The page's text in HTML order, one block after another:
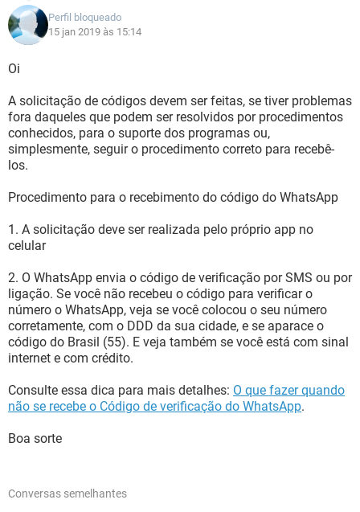
Perfil bloqueado
15 jan 2019 às 15:14
Oi
A solicitação de códigos devem ser feitas, se tiver problemas
fora daqueles que podem ser resolvidos por procedimentos
conhecidos, para o suporte dos programas ou,
simplesmente, seguir o procedimento correto para recebê-
los.
Procedimento para o recebimento do código do WhatsApp
1. A solicitação deve ser realizada pelo próprio app no
celular
2. O WhatsApp envia o código de verificação por SMS ou por
ligação. Se você não recebeu o código para verificar o
número o WhatsApp, veja se você colocou o seu número
corretamente, com o DDD da sua cidade, e se aparace o
código do Brasil (55). E veja também se você está com sinal
internet e com crédito.
Consulte essa dica para mais detalhes: O que fazer quando
não se recebe o Código de verificação do WhatsApp.
Boa sorte
Conversas semelhantes